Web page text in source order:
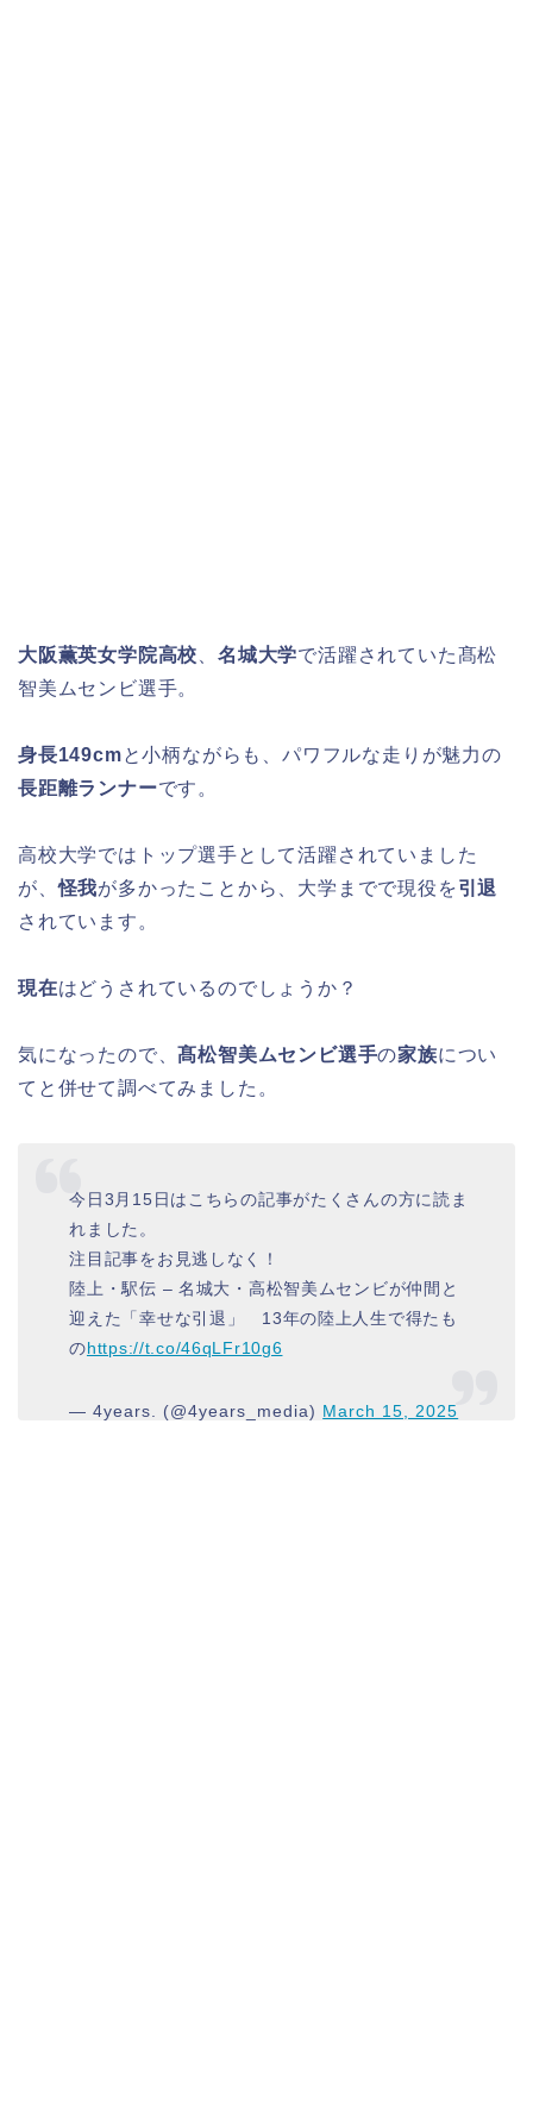
大阪薫英女学院高校 、名城大学で活躍されていた髙松
智美ムセンビ選手。
身長149cmと小柄ながらも、パワフルな走りが魅力の
長距離ランナーです。
高校大学ではトップ選手として活躍されていました
が、怪我が多かったことから、大学までで現役を引退
されています。
現在はどうされているのでしょうか？
気になったので、髙松智美ムセンビ選手の家族につい
てと併せて調べてみました。
今日3月15日はこちらの記事がたくさんの方に読ま
れました。
注目記事をお見逃しなく！
陸上・駅伝 – 名城大・高松智美ムセンビが仲間と
迎えた「幸せな引退」 13年の陸上人生で得たも
のhttps://t.co/46qLFr10g6
— 4years. (@4years_media) March 15, 2025